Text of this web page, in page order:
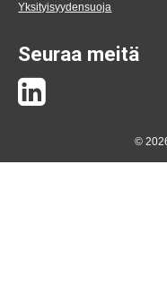
Yksityisyydensuoja
Seuraa meitä
©